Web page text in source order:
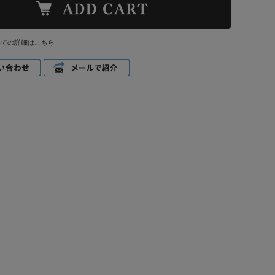
の詳細はこちら